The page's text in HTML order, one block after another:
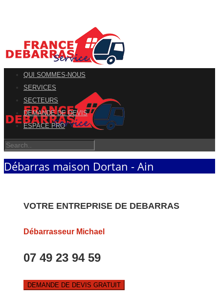
QUI SOMMES-NOUS
SERVICES
SECTEURS
DEMANDE DE DEVIS
ESPACE PRO
Débarras maison Dortan - Ain
VOTRE ENTREPRISE DE DEBARRAS
Débarrasseur Michael
07 49 23 94 59
DEMANDE DE DEVIS GRATUIT